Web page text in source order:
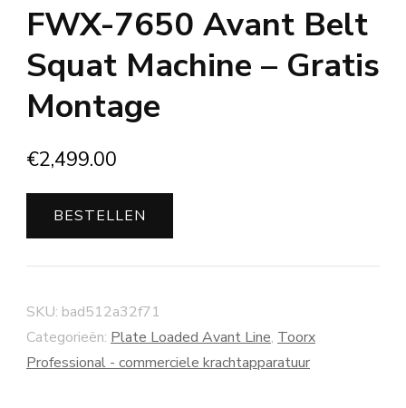
FWX-7650 Avant Belt
Squat Machine – Gratis
Montage
€2,499.00
BESTELLEN
SKU: bad512a32f71
Categorieën: Plate Loaded Avant Line, Toorx
Professional - commerciele krachtapparatuur